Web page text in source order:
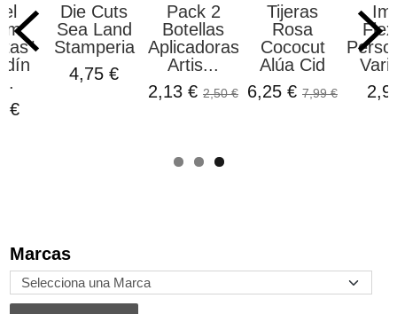
Marcas
€
Die Cuts
Sea Land
Stamperia
4,75 €
Pack 2
Botellas
Aplicadoras
Artis...
2,13 € 2,50 €
Tijeras
Rosa
Cococut
Alúa Cid
6,25 € 7,99 €